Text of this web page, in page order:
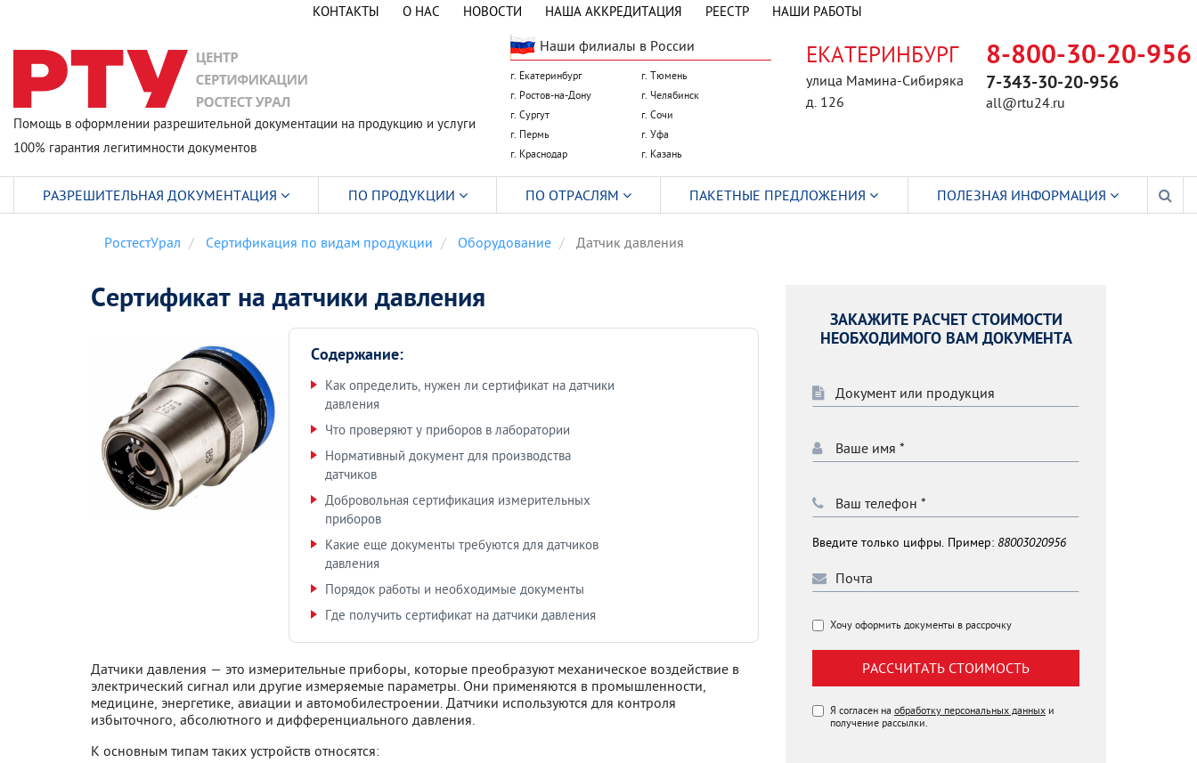
КОНТАКТЫ О НАС НОВОСТИ НАША АККРЕДИТАЦИЯ РЕЕСТР НАШИ РАБОТЫ
Помощь в оформлении разрешительной документации на продукцию и услуги
100% гарантия легитимности документов
Наши филиалы в России
г. Екатеринбург
г. Тюмень
г. Ростов-на-Дону
г. Челябинск
г. Сургут
г. Сочи
г. Пермь
г. Уфа
г. Краснодар
г. Казань
ЕКАТЕРИНБУРГ
улица Мамина-Сибиряка
д. 126
8-800-30-20-956
7-343-30-20-956
all@rtu24.ru
РостестУрал Сертификация по видам продукции Оборудование Датчик давления
Сертификат на датчики давления
Содержание:
Как определить, нужен ли сертификат на датчики
давления
Что проверяют у приборов в лаборатории
Нормативный документ для производства
датчиков
Добровольная сертификация измерительных
приборов
Какие еще документы требуются для датчиков
давления
Порядок работы и необходимые документы
Где получить сертификат на датчики давления
Датчики давления — это измерительные приборы, которые преобразуют механическое воздействие в
электрический сигнал или другие измеряемые параметры. Они применяются в промышленности,
медицине, энергетике, авиации и автомобилестроении. Датчики используются для контроля
избыточного, абсолютного и дифференциального давления.
К основным типам таких устройств относятся:
ЗАКАЖИТЕ РАСЧЕТ СТОИМОСТИ
НЕОБХОДИМОГО ВАМ ДОКУМЕНТА
Введите только цифры. Пример: 88003020956
Хочу оформить документы в рассрочку
РАССЧИТАТЬ СТОИМОСТЬ
Я согласен на обработку персональных данных и
получение рассылки.
РАЗРЕШИТЕЛЬНАЯ ДОКУМЕНТАЦИЯ ПО ПРОДУКЦИИ ПО ОТРАСЛЯМ ПАКЕТНЫЕ ПРЕДЛОЖЕНИЯ ПОЛЕЗНАЯ ИНФОРМАЦИЯ